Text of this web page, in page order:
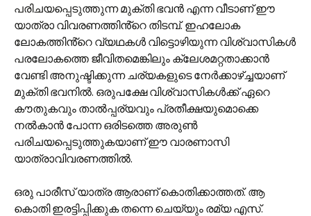
പരിചയപ്പെടുത്തുന്ന മുക്തി ഭവൻ എന്ന വീടാണ് ഈ
യാത്രാ വിവരണത്തിൻ്റെ തിടമ്പ്. ഇഹലോക
ലോകത്തിൻ്റെ വ്യഥകൾ വിട്ടൊഴിയുന്ന വിശ്വാസികൾ
പരലോകത്തെ ജീവിതമെങ്കിലും ക്ലേശമറ്റതാക്കാൻ
വേണ്ടി അനുഷ്ടിക്കുന്ന ചര്യകളുടെ നേർക്കാഴ്ച്ചയാണ്
മുക്തി ഭവനിൽ. ഒരുപക്ഷേ വിശ്വാസികൾക്ക് ഏറെ
കൗതുകവും താൽപ്പര്യവും പ്രതീക്ഷയുമൊക്കെ
നൽകാൻ പോന്ന ഒരിടത്തെ അരുൺ
പരിചയപ്പെടുത്തുകയാണ് ഈ വാരണാസി
യാത്രാവിവരണത്തിൽ.
ഒരു പാരീസ് യാത്ര ആരാണ് കൊതിക്കാത്തത്. ആ
കൊതി ഇരട്ടിപ്പിക്കുക തന്നെ ചെയ്യും രമ്യ എസ്.